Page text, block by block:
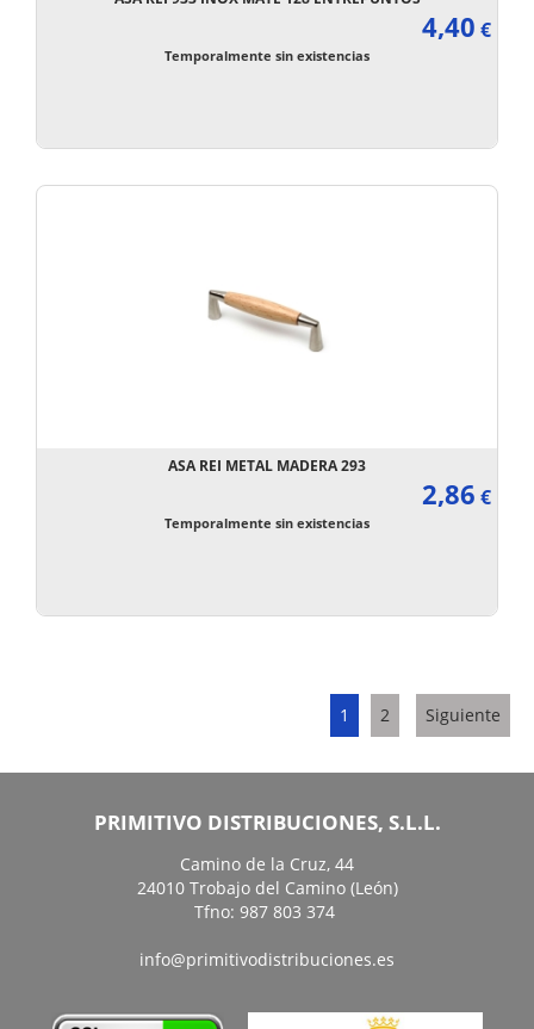
4,40 €
Temporalmente sin existencias
ASA REI METAL MADERA 293
2,86 €
Temporalmente sin existencias
1 2 Siguiente
PRIMITIVO DISTRIBUCIONES, S.L.L.
Camino de la Cruz, 44
24010 Trobajo del Camino (León)
Tfno: 987 803 374
info@primitivodistribuciones.es